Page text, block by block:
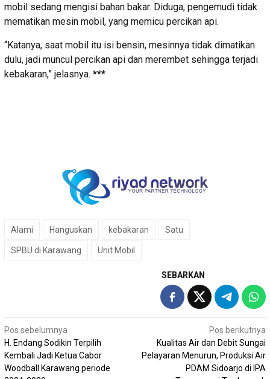
mobil sedang mengisi bahan bakar. Diduga, pengemudi tidak
mematikan mesin mobil, yang memicu percikan api.
“Katanya, saat mobil itu isi bensin, mesinnya tidak dimatikan
dulu, jadi muncul percikan api dan merembet sehingga terjadi
kebakaran,” jelasnya. ***
Alami Hanguskan kebakaran Satu
SPBU di Karawang Unit Mobil
SEBARKAN
Navigasi
pos
Pos sebelumnya
H. Endang Sodikin Terpilih
Kembali Jadi Ketua Cabor
Woodball Karawang periode
Pos berikutnya
Kualitas Air dan Debit Sungai
Pelayaran Menurun, Produksi Air
PDAM Sidoarjo di IPA